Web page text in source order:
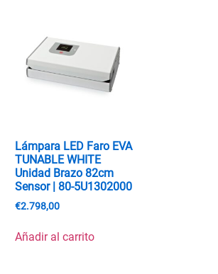
Lámpara LED Faro EVA
TUNABLE WHITE
Unidad Brazo 82cm
Sensor | 80-5U1302000
€2.798,00
Añadir al carrito